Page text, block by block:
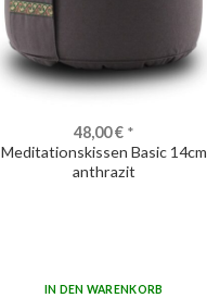
48,00€*
Meditationskissen Basic 14cm
anthrazit
IN DEN WARENKORB